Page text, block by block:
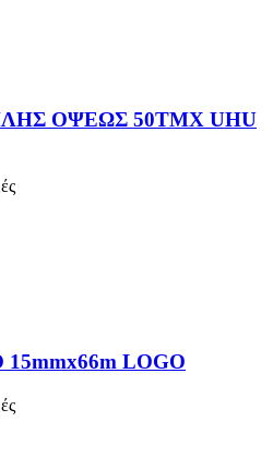
ΟΨΕΩΣ 50ΤΜΧ UHU
LOGO